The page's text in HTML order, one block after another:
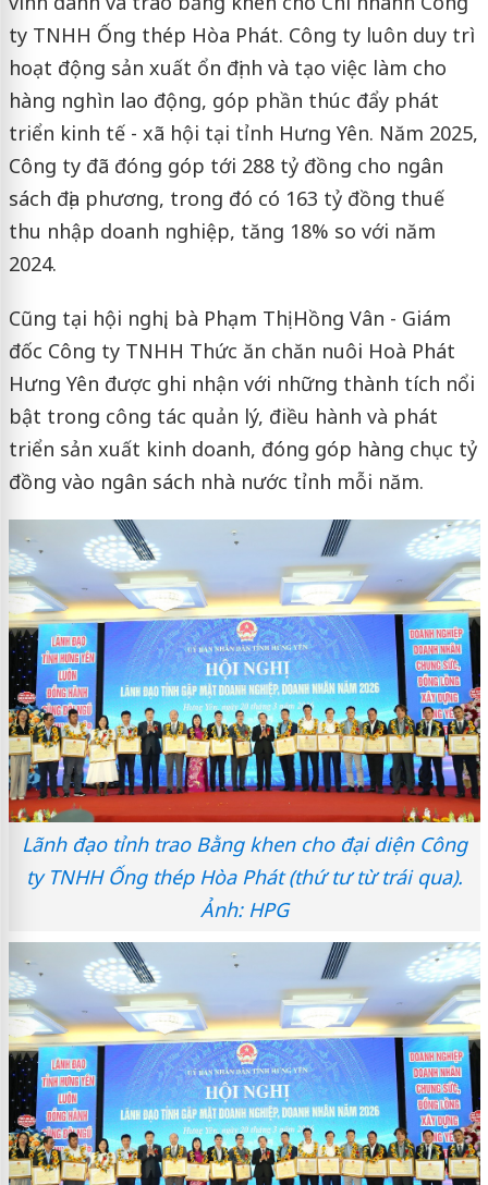
ty TNHH Ống thép Hòa Phát. Công ty luôn duy trì
hoạt động sản xuất ổn định và tạo việc làm cho
hàng nghìn lao động, góp phần thúc đẩy phát
triển kinh tế - xã hội tại tỉnh Hưng Yên. Năm 2025,
Công ty đã đóng góp tới 288 tỷ đồng cho ngân
sách địa phương, trong đó có 163 tỷ đồng thuế
thu nhập doanh nghiệp, tăng 18% so với năm
2024.
Cũng tại hội nghị, bà Phạm Thị Hồng Vân - Giám
đốc Công ty TNHH Thức ăn chăn nuôi Hoà Phát
Hưng Yên được ghi nhận với những thành tích nổi
bật trong công tác quản lý, điều hành và phát
triển sản xuất kinh doanh, đóng góp hàng chục tỷ
đồng vào ngân sách nhà nước tỉnh mỗi năm.
Lãnh đạo tỉnh trao Bằng khen cho đại diện Công
ty TNHH Ống thép Hòa Phát (thứ tư từ trái qua).
Ảnh: HPG